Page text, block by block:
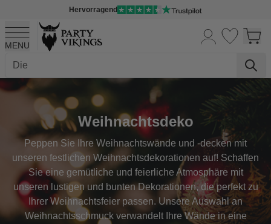
Hervorragend
MENU
Skip to Content
Weihnachtsdeko
Peppen Sie Ihre Weihnachtswände und -decken mit
unseren festlichen Weihnachtsdekorationen auf! Schaffen
Sie eine gemütliche und feierliche Atmosphäre mit
unseren lustigen und bunten Dekorationen, die perfekt zu
Ihrer Weihnachtsfeier passen. Unsere Auswahl an
Weihnachtsschmuck verwandelt Ihre Wände in eine